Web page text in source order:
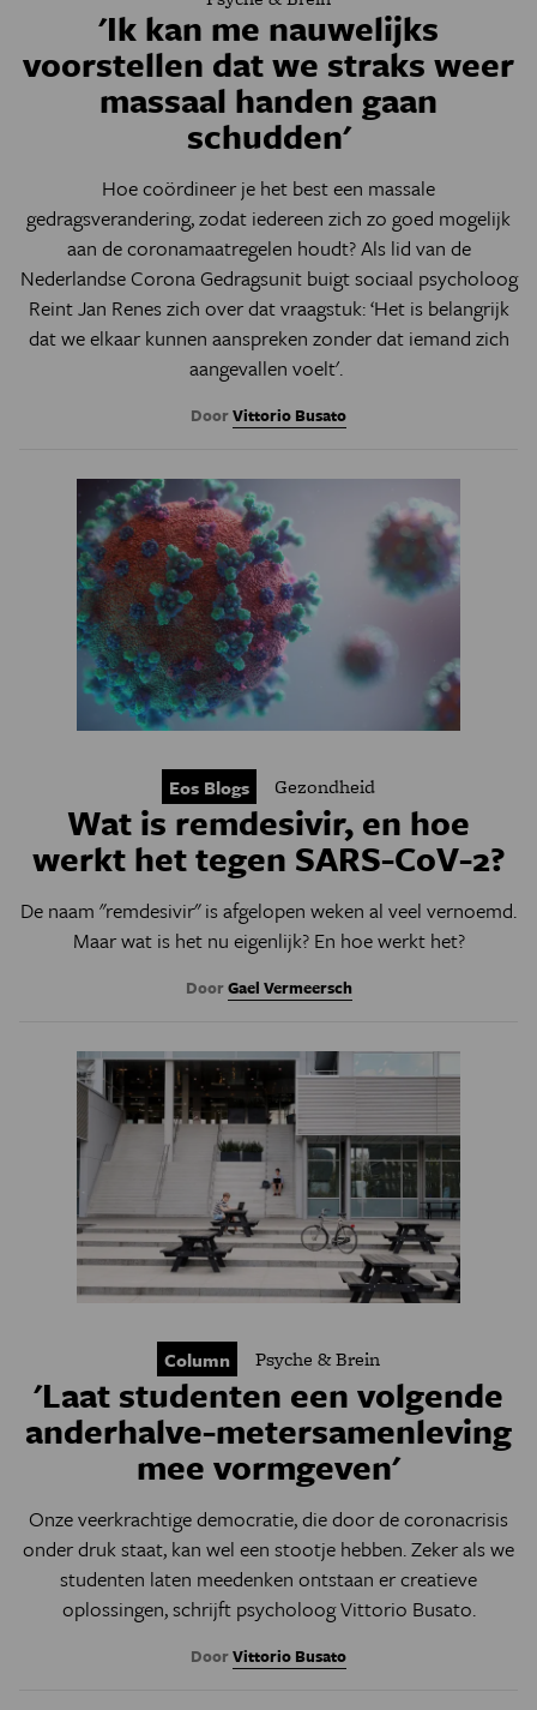
'Ik kan me nauwelijks
voorstellen dat we straks weer
massaal handen gaan
schudden'
Hoe coördineer je het best een massale
gedragsverandering, zodat iedereen zich zo goed mogelijk
aan de coronamaatregelen houdt? Als lid van de
Nederlandse Corona Gedragsunit buigt sociaal psycholoog
Reint Jan Renes zich over dat vraagstuk: ‘Het is belangrijk
dat we elkaar kunnen aanspreken zonder dat iemand zich
aangevallen voelt'.
DoorVittorio Busato
Eos Blogs Gezondheid
Wat is remdesivir, en hoe
werkt het tegen SARS-CoV-2?
De naam "remdesivir" is afgelopen weken al veel vernoemd.
Maar wat is het nu eigenlijk? En hoe werkt het?
DoorGael Vermeersch
Column Psyche & Brein
'Laat studenten een volgende
anderhalve-metersamenleving
mee vormgeven'
Onze veerkrachtige democratie, die door de coronacrisis
onder druk staat, kan wel een stootje hebben. Zeker als we
studenten laten meedenken ontstaan er creatieve
oplossingen, schrijft psycholoog Vittorio Busato.
DoorVittorio Busato